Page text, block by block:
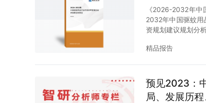
《2026-2032年
2032年中国驱蚊
资规划建议规划分
精品报告
预见2023：
局、发展历